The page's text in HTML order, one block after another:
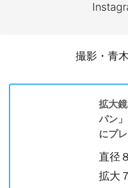
撮影・青
拡大
パン
にプ
直径
拡大